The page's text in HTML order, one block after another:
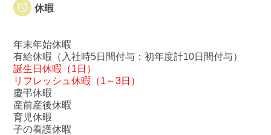
休暇
年末年始休暇
有給休暇（入社時5日間付与：初年度計10日間付与）
誕生日休暇（1日）
リフレッシュ休暇（1～3日）
慶弔休暇
産前産後休暇
育児休暇
子の看護休暇